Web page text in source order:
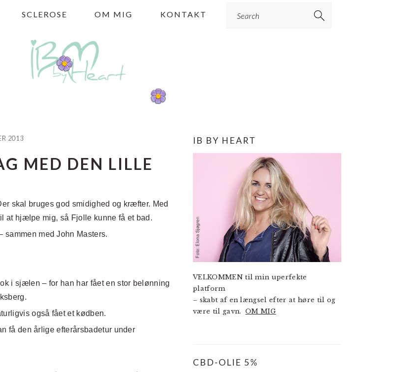
SCLEROSE OM MIG KONTAKT
2013
MED DEN LILLE
skal bruges god smidighed og kræfter. Med
at hjælpe mig, så Fjolle kunne få et bad.
sammen med John Masters.
i sjælen – for han har fået en stor belønning
også fået et kødben.
få den årlige efterårsbadetur under
PRIMÆR
IB BY HEART
VELKOMMEN til min uperfekte
platform
– skabt af en længsel efter at høre til og
være til gavn.OM MIG
CBD-OLIE 5%